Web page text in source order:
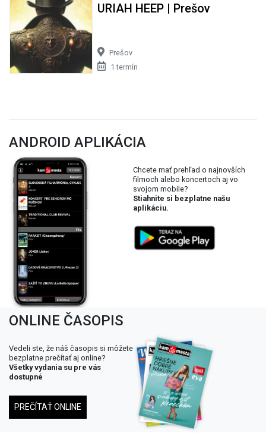
URIAH HEEP | Prešov
Prešov
1 termín
ANDROID APLIKÁCIA
Chcete mať prehľad o najnovších
filmoch alebo koncertoch aj vo
svojom mobile?
Stiahnite si bezplatne našu
aplikáciu.
ONLINE ČASOPIS
Vedeli ste, že náš časopis si môžete
bezplatne prečítať aj online?
Všetky vydania su pre vás
dostupné
PREČÍTAŤ ONLINE